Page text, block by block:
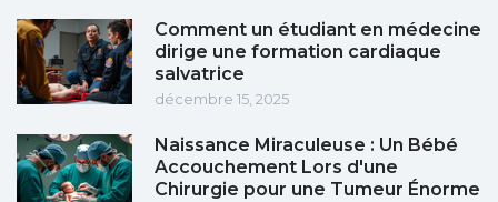
Comment un étudiant en médecine
dirige une formation cardiaque
salvatrice
décembre 15, 2025
Naissance Miraculeuse : Un Bébé
Accouchement Lors d'une
Chirurgie pour une Tumeur Énorme